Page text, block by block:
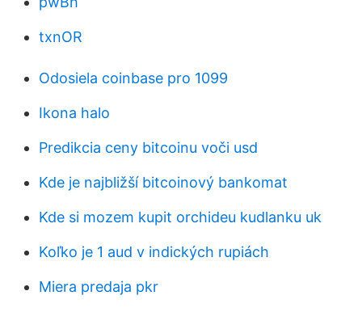
txnOR
Odosiela coinbase pro 1099
Ikona halo
Predikcia ceny bitcoinu voči usd
Kde je najbližší bitcoinový bankomat
Kde si mozem kupit orchideu kudlanku uk
Koľko je 1 aud v indických rupiách
Miera predaja pkr